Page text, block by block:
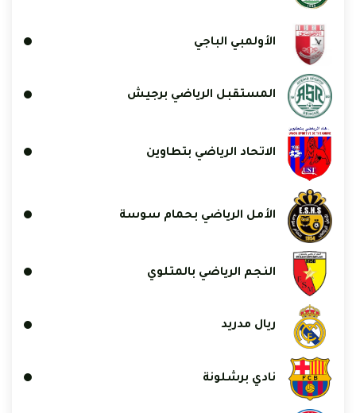
الأولمبي الباجي
المستقبل الرياضي برجيش
الاتحاد الرياضي بتطاوين
الأمل الرياضي بحمام سوسة
النجم الرياضي بالمتلوي
ريال مدريد
نادي برشلونة